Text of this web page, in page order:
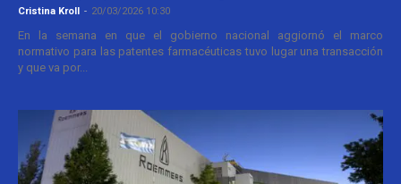
Cristina Kroll - 20/03/2026 10:30
En la semana en que el gobierno nacional aggiornó el marco
normativo para las patentes farmacéuticas tuvo lugar una transacción
y que va por...